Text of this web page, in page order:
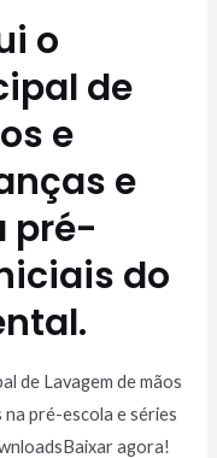
o
de
e
e
pré-
do
de Lavagem de mãos
pré-escola e séries
agora!